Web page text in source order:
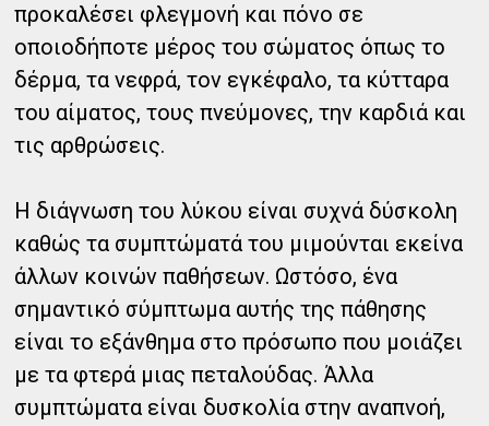
προκαλέσει φλεγμονή και πόνο σε
οποιοδήποτε μέρος του σώματος όπως το
δέρμα, τα νεφρά, τον εγκέφαλο, τα κύτταρα
του αίματος, τους πνεύμονες, την καρδιά και
τις αρθρώσεις.
Η διάγνωση του λύκου είναι συχνά δύσκολη
καθώς τα συμπτώματά του μιμούνται εκείνα
άλλων κοινών παθήσεων. Ωστόσο, ένα
σημαντικό σύμπτωμα αυτής της πάθησης
είναι το εξάνθημα στο πρόσωπο που μοιάζει
με τα φτερά μιας πεταλούδας. Άλλα
συμπτώματα είναι δυσκολία στην αναπνοή,